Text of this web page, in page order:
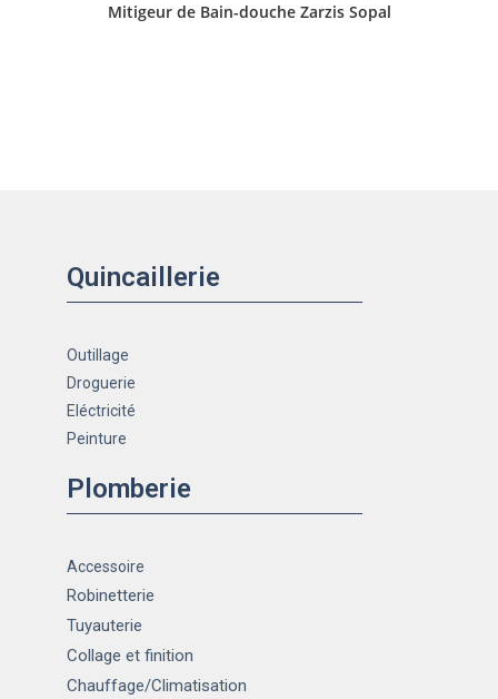
Mitigeur de Bain-douche Zarzis Sopal
Quincaillerie
Outillage
Droguerie
Eléctricité
Peinture
Plomberie
Accessoire
Robinetterie
Tuyauterie
Collage et finition
Chauffage/Climatisation